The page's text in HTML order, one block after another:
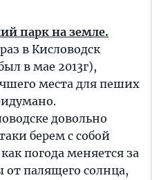
парк на земле.
в Кисловодск
в мае 2013г),
места для пеших
довольно
берем с собой
погода меняется за
палящего солнца,